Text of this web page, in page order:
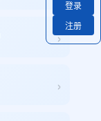
›
›
登录
注册